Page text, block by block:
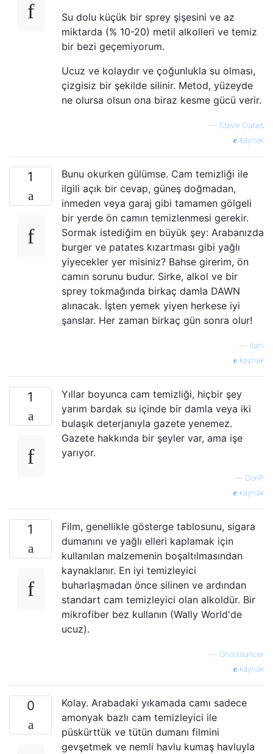
Su dolu küçük bir sprey şişesini ve az
miktarda (% 10-20) metil alkolleri ve temiz
bir bezi geçemiyorum.
Ucuz ve kolaydır ve çoğunlukla su olması,
çizgisiz bir şekilde silinir. Metod, yüzeyde
ne olursa olsun ona biraz kesme gücü verir.
— Steve Oakes
kaynak
1
Bunu okurken gülümse. Cam temizliği ile
ilgili açık bir cevap, güneş doğmadan,
inmeden veya garaj gibi tamamen gölgeli
bir yerde ön camın temizlenmesi gerekir.
Sormak istediğim en büyük şey: Arabanızda
burger ve patates kızartması gibi yağlı
yiyecekler yer misiniz? Bahse girerim, ön
camın sorunu budur. Sirke, alkol ve bir
sprey tokmağında birkaç damla DAWN
alınacak. İşten yemek yiyen herkese iyi
şanslar. Her zaman birkaç gün sonra olur!
ilahi
kaynak
1
Yıllar boyunca cam temizliği, hiçbir şey
yarım bardak su içinde bir damla veya iki
bulaşık deterjanıyla gazete yenemez.
Gazete hakkında bir şeyler var, ama işe
yarıyor.
— DonP
kaynak
1
Film, genellikle gösterge tablosunu, sigara
dumanını ve yağlı elleri kaplamak için
kullanılan malzemenin boşaltılmasından
kaynaklanır. En iyi temizleyici
buharlaşmadan önce silinen ve ardından
standart cam temizleyici olan alkoldür. Bir
mikrofiber bez kullanın (Wally World'de
ucuz).
— Ghostdancer
kaynak
0
Kolay. Arabadaki yıkamada camı sadece
amonyak bazlı cam temizleyici ile
püskürttük ve tütün dumanı filmini
gevşetmek ve nemli havlu kumaş havluyla